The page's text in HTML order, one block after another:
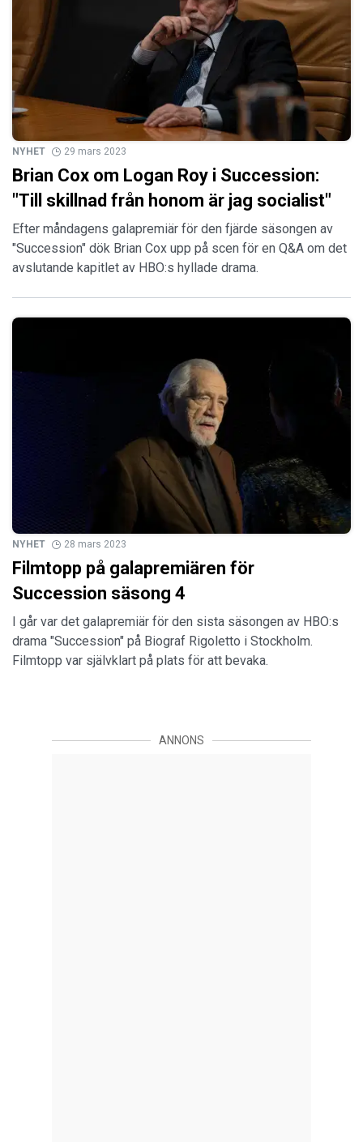
NYHET 29 mars 2023
Brian Cox om Logan Roy i Succession:
"Till skillnad från honom är jag socialist"
Efter måndagens galapremiär för den fjärde säsongen av
"Succession" dök Brian Cox upp på scen för en Q&A om det
avslutande kapitlet av HBO:s hyllade drama.
NYHET 28 mars 2023
Filmtopp på galapremiären för
Succession säsong 4
I går var det galapremiär för den sista säsongen av HBO:s
drama "Succession" på Biograf Rigoletto i Stockholm.
Filmtopp var självklart på plats för att bevaka.
ANNONS